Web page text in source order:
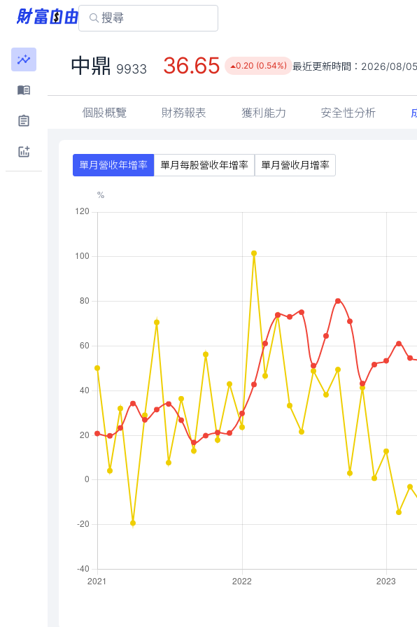
中鼎 9933 36.65 0.20 (0.54%) 最近更新時間： 2026/08/
個股概覽 財務報表 獲利能力 安全性分析
單月營收年增率 單月每股營收年增率 單月營收月增率